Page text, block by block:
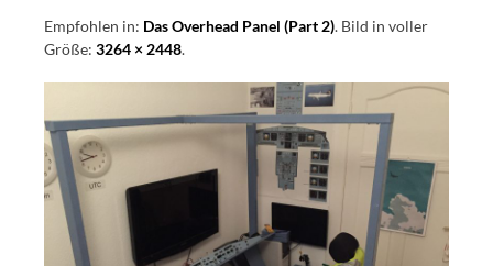
Empfohlen in: Das Overhead Panel (Part 2). Bild in voller
Größe: 3264 × 2448.